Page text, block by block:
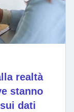
realtà
stanno
dati